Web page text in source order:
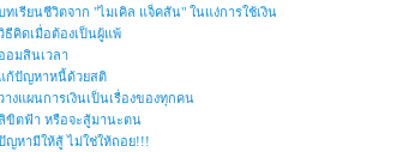
ทเรียนชีวิตจาก "ไมเคิล แจ็คสัน" ในแง่การใช้เงิน
ธีคิดเมื่อต้องเป็นผู้แพ้
อมสินเวลา
ก้ปัญหาหนี้ด้วยสติ
างแผนการเงินเป็นเรื่องของทุกคน
ขิตฟ้า หรือจะสู้มานะตน
ญหามีให้สู้ ไม่ใช่ให้ถอย!!!